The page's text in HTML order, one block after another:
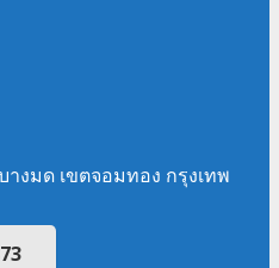
างมด เขตจอมทอง กรุงเทพ